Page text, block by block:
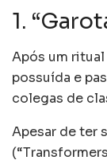
1.
Após um
possuída e
colegas de
Apesar de ter